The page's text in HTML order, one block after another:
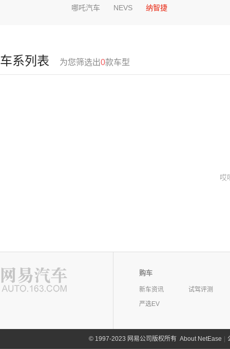
哪吒汽车 NEVS 纳智捷
车系列表 为您筛选出0款车型
哎
购车
新车资讯
试驾评测
严选EV
©1997-2023 网易公司版权所有 About NetEase